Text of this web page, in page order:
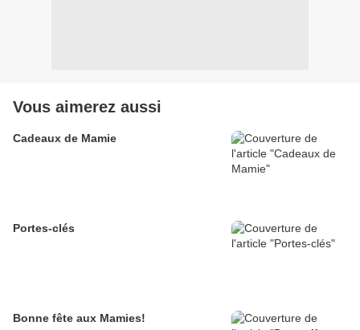
Vous aimerez aussi
Cadeaux de Mamie
Portes-clés
Bonne fête aux Mamies!